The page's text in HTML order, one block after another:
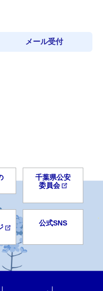
メール受付
千葉県公安
委員会
公式SNS